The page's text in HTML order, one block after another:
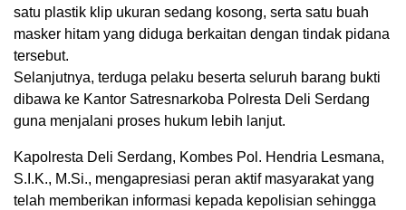
satu plastik klip ukuran sedang kosong, serta satu buah
masker hitam yang diduga berkaitan dengan tindak pidana
tersebut.
Selanjutnya, terduga pelaku beserta seluruh barang bukti
dibawa ke Kantor Satresnarkoba Polresta Deli Serdang
guna menjalani proses hukum lebih lanjut.
Kapolresta Deli Serdang, Kombes Pol. Hendria Lesmana,
S.I.K., M.Si., mengapresiasi peran aktif masyarakat yang
telah memberikan informasi kepada kepolisian sehingga